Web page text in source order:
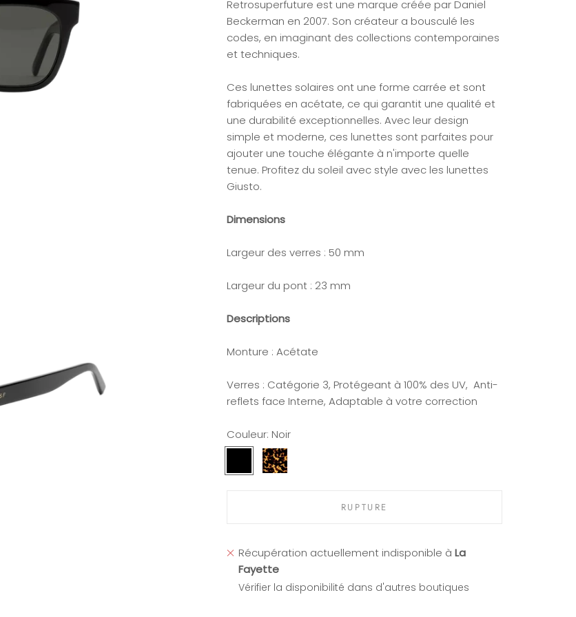
Retrosuperfuture est une marque créée par Daniel
Beckerman en 2007. Son créateur a bousculé les
codes, en imaginant des collections contemporaines
et techniques.
Ces lunettes solaires ont une forme carrée et sont
fabriquées en acétate, ce qui garantit une qualité et
une durabilité exceptionnelles. Avec leur design
simple et moderne, ces lunettes sont parfaites pour
ajouter une touche élégante à n'importe quelle
tenue. Profitez du soleil avec style avec les lunettes
Giusto.
Dimensions
Largeur des verres : 50 mm
Largeur du pont : 23 mm
Descriptions
Monture : Acétate
Verres : Catégorie 3, Protégeant à 100% des UV, Anti-
reflets face Interne, Adaptable à votre correction
Couleur: Noir
Ecaille
RUPTURE
Récupération actuellement indisponible à La
Fayette
Vérifier la disponibilité dans d'autres boutiques